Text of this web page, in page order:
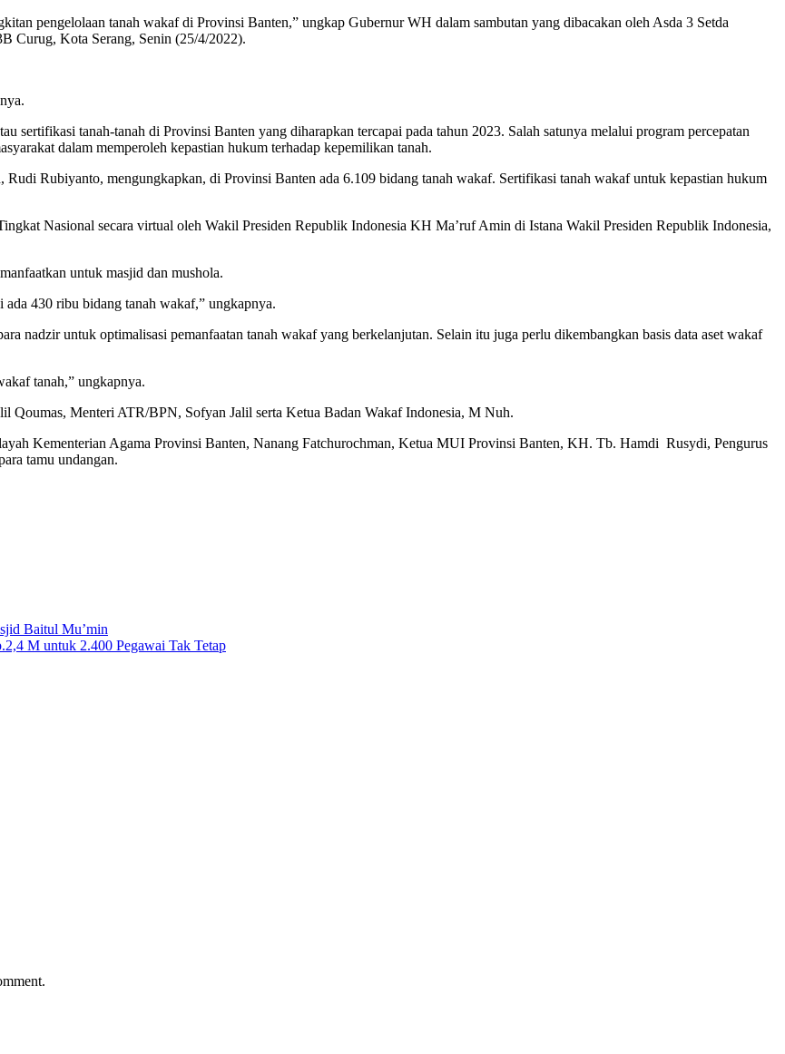
pengelolaan tanah wakaf di Provinsi Banten,” ungkap Gubernur WH dalam sambutan yang dibacakan oleh Asda 3 Setda
Curug, Kota Serang, Senin (25/4/2022).
sertifikasi tanah-tanah di Provinsi Banten yang diharapkan tercapai pada tahun 2023. Salah satunya melalui program percepatan
dalam memperoleh kepastian hukum terhadap kepemilikan tanah.
Rubiyanto, mengungkapkan, di Provinsi Banten ada 6.109 bidang tanah wakaf. Sertifikasi tanah wakaf untuk kepastian hukum
Nasional secara virtual oleh Wakil Presiden Republik Indonesia KH Ma’ruf Amin di Istana Wakil Presiden Republik Indonesia,
untuk masjid dan mushola.
ada 430 ribu bidang tanah wakaf,” ungkapnya.
nadzir untuk optimalisasi pemanfaatan tanah wakaf yang berkelanjutan. Selain itu juga perlu dikembangkan basis data aset wakaf
tanah,” ungkapnya.
Menteri ATR/BPN, Sofyan Jalil serta Ketua Badan Wakaf Indonesia, M Nuh.
Kementerian Agama Provinsi Banten, Nanang Fatchurochman, Ketua MUI Provinsi Banten, KH. Tb. Hamdi Rusydi, Pengurus
tamu undangan.
Baitul Mu’min
M untuk 2.400 Pegawai Tak Tetap